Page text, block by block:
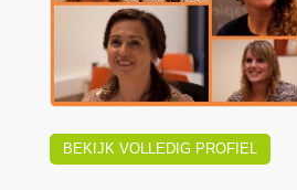
BEKIJK VOLLEDIG PROFIEL